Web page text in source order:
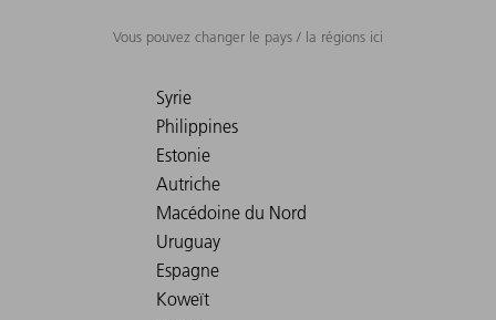
Vous pouvez changer le pays / la régions ici